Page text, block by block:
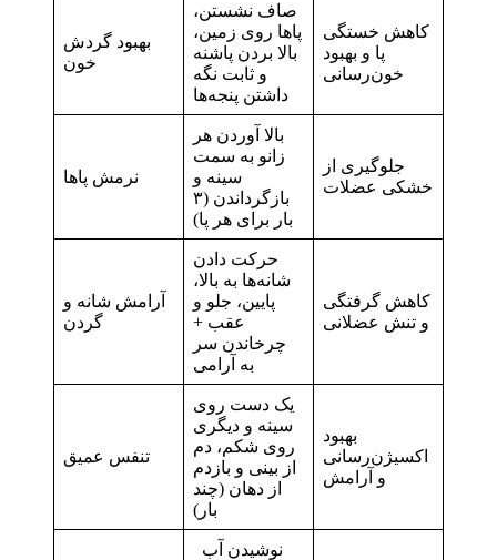
بهبود گردش
خون
صاف نشستن،
پاها روی زمین،
بالا بردن پاشنه
و ثابت نگه
داشتن پنجه‌ها
کاهش خستگی
پا و بهبود
خون‌رسانی
نرمش پاها
بالا آوردن هر
زانو به سمت
سینه و
بازگرداندن (۳
بار برای هر پا)
جلوگیری از
خشکی عضلات
آرامش شانه و
گردن
حرکت دادن
شانه‌ها به بالا،
پایین، جلو و
عقب +
چرخاندن سر
به آرامی
کاهش گرفتگی
و تنش عضلانی
تنفس عمیق
یک دست روی
سینه و دیگری
روی شکم، دم
از بینی و بازدم
از دهان (چند
بار)
بهبود
اکسیژن‌رسانی
و آرامش